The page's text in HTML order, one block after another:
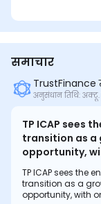
समाचार
TrustFinance
अनुसंधान तिथि: अक्टू.
TP ICAP sees
transition as a
opportunity,
third of its
trading energy
products. The
TP ICAP sees the
transition as a
opportunity, with